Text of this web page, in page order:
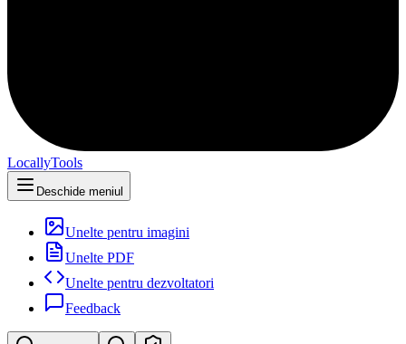
LocallyTools
Deschide meniul
Unelte pentru imagini
Unelte PDF
Unelte pentru dezvoltatori
Feedback